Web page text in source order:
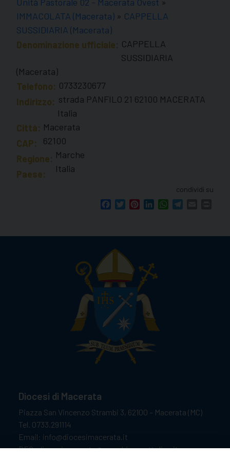
IMMACOLATA (Macerata) » CAPPELLA
SUSSIDIARIA (Macerata)
Denominazione ufficiale: CAPPELLA
SUSSIDIARIA
(Macerata)
Telefono: 0733230677
Indirizzo: strada PANFILO 21 62100 MACERATA
Italia
Città: Macerata
CAP:
62100
Regione: Marche
Paese:
Italia
condividi su
FacebookTwitterPinterestLinkedInWhatsApp
Diocesi di Macerata
Piazza San Vincenzo Strambi 3, 62100 – Macerata (MC)
Tel. 0733.291114
Email: info@diocesimacerata.it
PEC: diocesimacerata@pec.chiesacattolica.it